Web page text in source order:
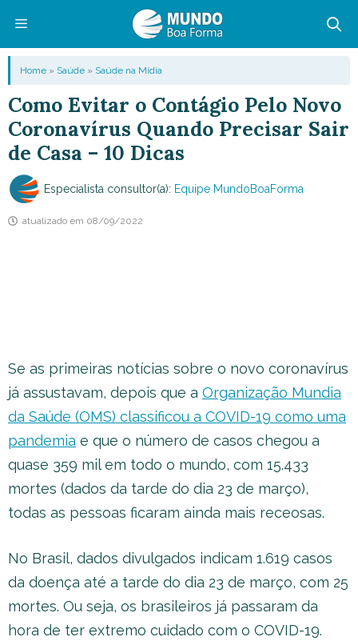
conteúdo
Menu
Home » Saúde » Saúde na Mídia
Como Evitar o Contágio Pelo Novo
Coronavírus Quando Precisar Sair
de Casa – 10 Dicas
Especialista consultor(a): Equipe MundoBoaForma
atualizado em 08/09/2022
Se as primeiras notícias sobre o novo coronavírus
já assustavam, depois que a Organização Mundia
da Saúde (OMS) classificou a COVID-19 como uma
pandemia e que o número de casos chegou a
quase 359 mil em todo o mundo, com 15.433
mortes (dados da tarde do dia 23 de março),
todas as pessoas ficaram ainda mais receosas.
No Brasil, dados divulgados indicam 1.619 casos
da doença até a tarde do dia 23 de março, com 25
mortes. Ou seja, os brasileiros já passaram da
hora de ter extremo cuidado com o COVID-19.